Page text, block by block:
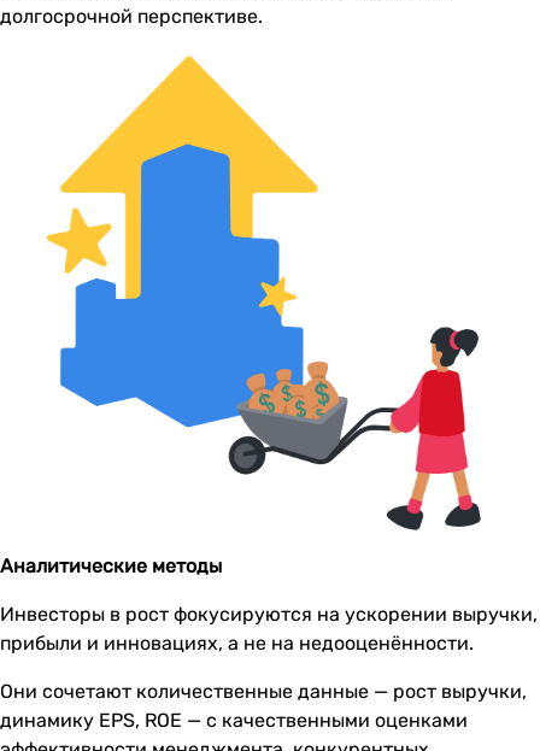
долгосрочной перспективе.
Аналитические методы
Инвесторы в рост фокусируются на ускорении выручки,
прибыли и инновациях, а не на недооценённости.
Они сочетают количественные данные — рост выручки,
динамику EPS, ROE — с качественными оценками